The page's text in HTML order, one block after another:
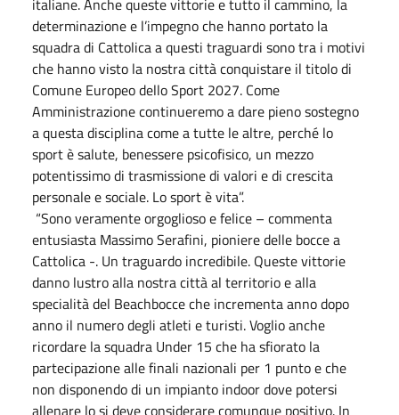
determinazione e l’impegno che hanno portato la
squadra di Cattolica a questi traguardi sono tra i motivi
che hanno visto la nostra città conquistare il titolo di
Comune Europeo dello Sport 2027. Come
Amministrazione continueremo a dare pieno sostegno
a questa disciplina come a tutte le altre, perché lo
sport è salute, benessere psicofisico, un mezzo
potentissimo di trasmissione di valori e di crescita
personale e sociale. Lo sport è vita”.
“Sono veramente orgoglioso e felice – commenta
entusiasta Massimo Serafini, pioniere delle bocce a
Cattolica -. Un traguardo incredibile. Queste vittorie
danno lustro alla nostra città al territorio e alla
specialità del Beachbocce che incrementa anno dopo
anno il numero degli atleti e turisti. Voglio anche
ricordare la squadra Under 15 che ha sfiorato la
partecipazione alle finali nazionali per 1 punto e che
non disponendo di un impianto indoor dove potersi
allenare lo si deve considerare comunque positivo. In